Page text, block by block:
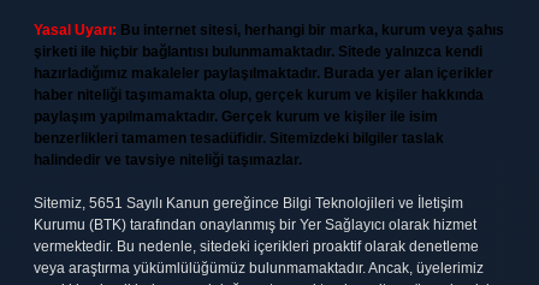
Yasal Uyarı: Bu internet sitesi, herhangi bir marka, kurum veya şahıs
şirketi ile hiçbir bağlantısı bulunmamaktadır. Sitede yalnızca kendi
hazırladığımız makaleler paylaşılmaktadır. Burada yer alan içerikler
haber niteliği taşımamakta olup, gerçek kurum ve kişiler hakkında
paylaşım yapılmamaktadır. Gerçek kurum ve kişiler ile isim
benzerlikleri tamamen tesadüfidir. Sitemizdeki bilgiler taslak
halindedir ve tavsiye niteliği taşımazlar.
Sitemiz, 5651 Sayılı Kanun gereğince Bilgi Teknolojileri ve İletişim
Kurumu (BTK) tarafından onaylanmış bir Yer Sağlayıcı olarak hizmet
vermektedir. Bu nedenle, sitedeki içerikleri proaktif olarak denetleme
veya araştırma yükümlülüğümüz bulunmamaktadır. Ancak, üyelerimiz